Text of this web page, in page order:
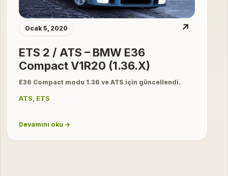
Ocak 5, 2020 ↗
ETS 2 / ATS – BMW E36
Compact V1R20 (1.36.X)
E36 Compact modu 1.36 ve ATS için güncellendi.
ATS, ETS
Devamını oku →